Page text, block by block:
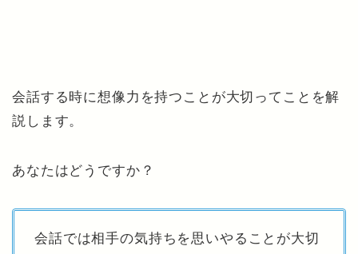
会話する時に想像力を持つことが大切ってことを解
説します。
あなたはどうですか？
会話では相手の気持ちを思いやることが大切